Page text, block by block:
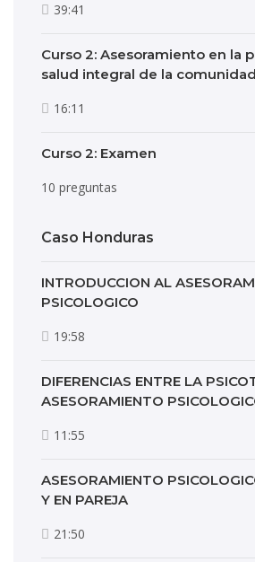
39:41
Curso 2: Asesoramiento en la
salud integral de la comunidad
16:11
Curso 2: Examen
10 preguntas
Caso Honduras
INTRODUCCION AL
PSICOLOGICO
19:58
DIFERENCIAS ENTRE LA
ASESORAMIENTO
11:55
ASESORAMIENTO
Y EN PAREJA
21:50